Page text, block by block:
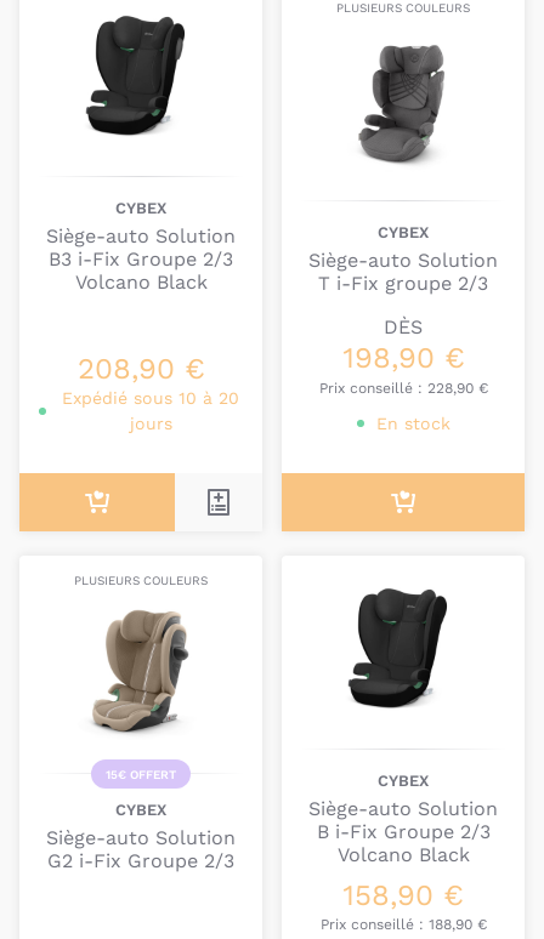
CYBEX
Siège-auto Solution
B3 i-Fix Groupe 2/3
Volcano Black
208,90 €
Expédié sous 10 à 20
jours
PLUSIEURS COULEURS
CYBEX
Siège-auto Solution
T i-Fix groupe 2/3
DÈS
198,90 €
Prix conseillé : 228,90 €
En stock
PLUSIEURS COULEURS
15€ OFFERT
CYBEX
Siège-auto Solution
G2 i-Fix Groupe 2/3
CYBEX
Siège-auto Solution
B i-Fix Groupe 2/3
Volcano Black
158,90 €
Prix conseillé : 188,90 €